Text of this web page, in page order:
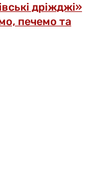
дріжджі»
печемо та